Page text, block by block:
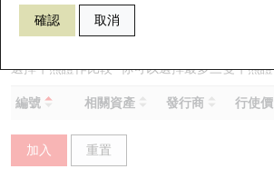
確認 取消
選擇牛熊證作比較 *你可以選擇最多三隻牛熊證
編號 相關資產 發行商 行使價
加入 重置
認股證到期結算價查詢
認股證分析儀
認股證速算機
引伸波幅比較圖
正股牛熊證列表
新發行瑞銀牛熊證
已收回牛熊證剩餘價值
即將到期牛熊證
資金流
街貨統計
三十大平均引伸波幅
國指成份股
科指成份股
相關資產沽空
業績及經濟日曆
認股證投資者教育
牛熊證投資者教育
認股證牛熊證常問問題